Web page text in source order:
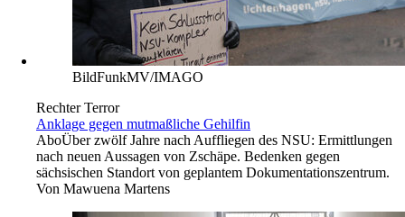
BildFunkMV/IMAGO
Rechter Terror
Anklage gegen mutmaßliche Gehilfin
AboÜber zwölf Jahre nach Auffliegen des NSU: Ermittlungen
nach neuen Aussagen von Zschäpe. Bedenken gegen
sächsischen Standort von geplantem Dokumentationszentrum.
Von Mawuena Martens